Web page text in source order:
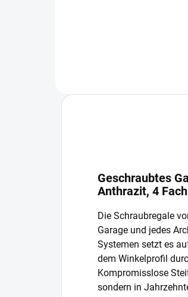
Geschraubtes
Anthrazit, 4
Die Schraubregale
Garage und jedes
Systemen setzt es
dem Winkelprofil
Kompromisslose
sondern in